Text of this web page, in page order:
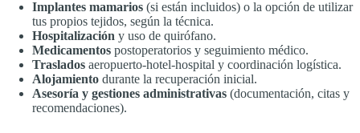
Implantes mamarios (si están incluidos) o la opción de utilizar
tus propios tejidos, según la técnica.
Hospitalización y uso de quirófano.
Medicamentos postoperatorios y seguimiento médico.
Traslados aeropuerto-hotel-hospital y coordinación logística.
Alojamiento durante la recuperación inicial.
Asesoría y gestiones administrativas (documentación, citas y
recomendaciones).